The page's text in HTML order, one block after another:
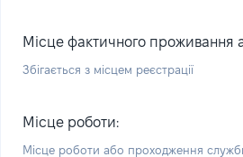
Місце фактичного проживання
Збігається з місцем реєстрації
Місце роботи:
Місце роботи або проходження